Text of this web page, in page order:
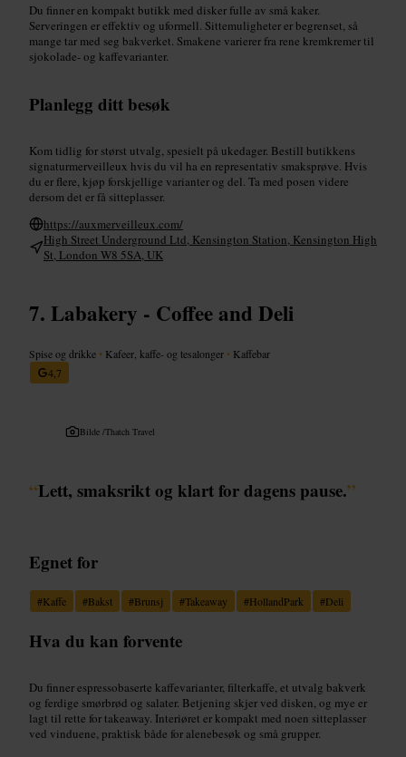
Du finner en kompakt butikk med disker fulle av små kaker.
Serveringen er effektiv og uformell. Sittemuligheter er begrenset, så
mange tar med seg bakverket. Smakene varierer fra rene kremkremer til
sjokolade- og kaffevarianter.
Planlegg ditt besøk
Kom tidlig for størst utvalg, spesielt på ukedager. Bestill butikkens
signaturmerveilleux hvis du vil ha en representativ smaksprøve. Hvis
du er flere, kjøp forskjellige varianter og del. Ta med posen videre
dersom det er få sitteplasser.
https://auxmerveilleux.com/
High Street Underground Ltd, Kensington Station, Kensington High
St, London W8 5SA, UK
Labakery - Coffee and Deli
Spise og drikke • Kafeer, kaffe- og tesalonger • Kaffebar
4,7
Bilde /Thatch Travel
“Lett, smaksrikt og klart for dagens pause.”
Egnet for
#Kaffe #Bakst #Brunsj #Takeaway #HollandPark #Deli
Hva du kan forvente
Du finner espressobaserte kaffevarianter, filterkaffe, et utvalg bakverk
og ferdige smørbrød og salater. Betjening skjer ved disken, og mye er
lagt til rette for takeaway. Interiøret er kompakt med noen sitteplasser
ved vinduene, praktisk både for alenebesøk og små grupper.